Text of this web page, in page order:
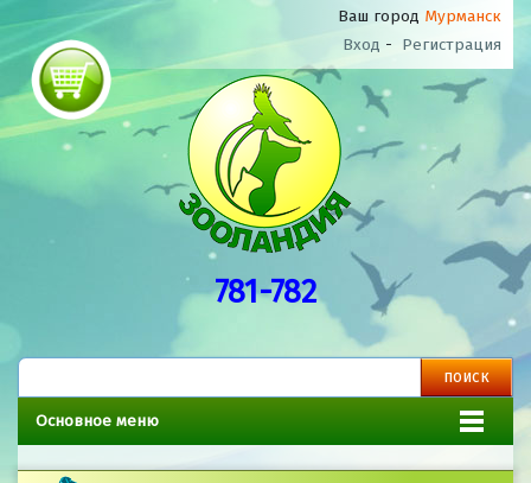
Ваш город Мурманск
Вход - Регистрация
781-782
Основное меню